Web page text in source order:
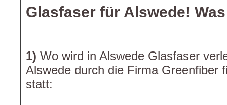
Glasfaser für Alswede!
1) Wo wird in Alswede Glasfaser
Alswede durch die Firma Greenfiber
statt: